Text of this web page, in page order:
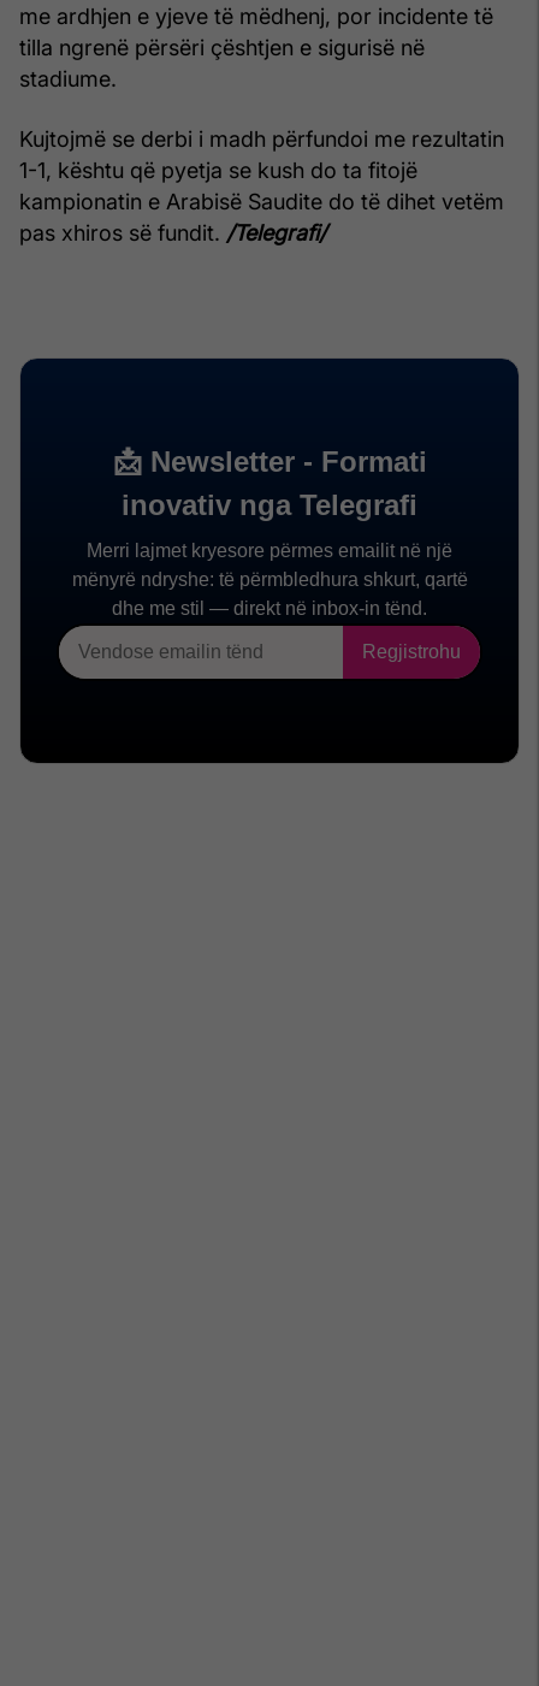
me ardhjen e yjeve të mëdhenj, por incidente të
tilla ngrenë përsëri çështjen e sigurisë në
stadiume.
Kujtojmë se derbi i madh përfundoi me rezultatin
1-1, kështu që pyetja se kush do ta fitojë
kampionatin e Arabisë Saudite do të dihet vetëm
pas xhiros së fundit. /Telegrafi/